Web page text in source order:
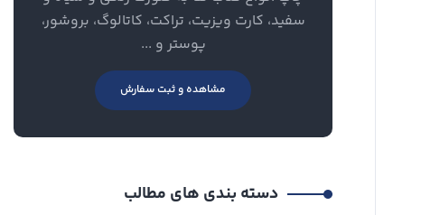
سفید، کارت ویزیت، تراکت، کاتالوگ، بروشور،
پوستر و ...
مشاهده و ثبت سفارش
دسته بندی های مطالب